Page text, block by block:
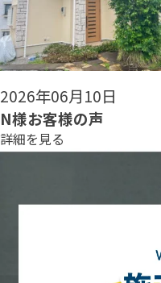
2026年06月08日
N様お客様の声
詳細を見る